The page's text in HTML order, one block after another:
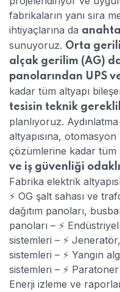
fabrikaların yanı sıra
ihtiyaçlarına da
sunuyoruz. Orta
alçak gerilim (AG)
panolarından UPS
kadar tüm altyapı
tesisin teknik
planlıyoruz.
altyapısına, otomasyon
çözümlerine kadar tüm
ve iş güvenliği odaklı
Fabrika elektrik
⚡ OG şalt sahası ve
dağıtım panoları,
panoları – ⚡
sistemleri – ⚡
sistemleri – ⚡ Yangın
sistemleri – ⚡
Enerji izleme ve